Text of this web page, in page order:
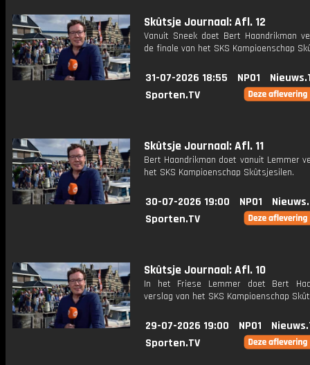
Skûtsje Journaal: Afl. 12
Vanuit Sneek doet Bert Haandrikman
de finale van het SKS Kampioenschap
31-07-2026 18:55 NPO1
Sporten.TV
Skûtsje Journaal: Afl. 11
Bert Haandrikman doet vanuit Lemmer
het SKS Kampioenschap Skûtsjesilen.
30-07-2026 19:00 NPO1
Sporten.TV
Skûtsje Journaal: Afl. 10
In het Friese Lemmer doet Bert
verslag van het SKS Kampioenschap
29-07-2026 19:00 NPO1
Sporten.TV